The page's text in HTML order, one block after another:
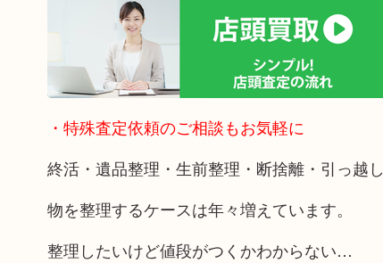
・特殊査定依頼のご相談もお気軽に
終活・遺品整理・生前整理・断捨離・引っ越し
物を整理するケースは年々増えています。
整理したいけど値段がつくかわからない…